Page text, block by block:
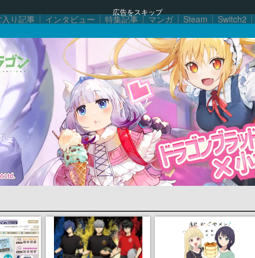
広告をスキップ
り記事 インタビュー 特集記事 マンガ Steam Switch2